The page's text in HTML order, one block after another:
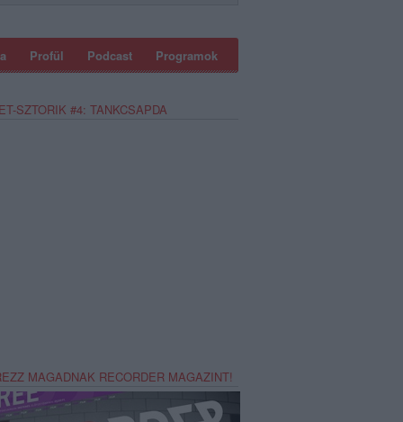
Profül Podcast Programok
SZTORIK #4: TANKCSAPDA
MAGADNAK RECORDER MAGAZINT!